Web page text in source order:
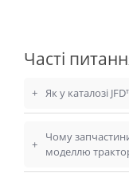
Часті
+ Як у каталозі
+
Чому
моделлю